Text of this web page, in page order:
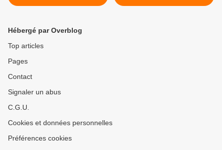
Hébergé par Overblog
Top articles
Pages
Contact
Signaler un abus
C.G.U.
Cookies et données personnelles
Préférences cookies